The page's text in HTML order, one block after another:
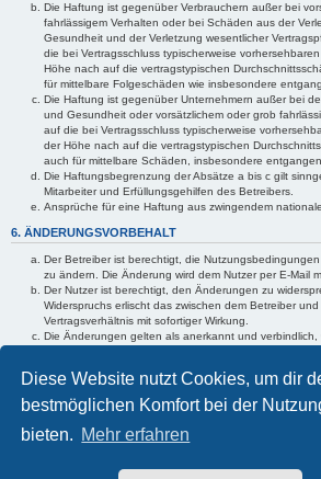
Diese Website nutzt Cookies, um dir
bestmöglichen Komfort bei der
bieten. Mehr erfahren
Die Haftung ist gegenüber Verbrauchern außer bei
fahrlässigem Verhalten oder bei Schäden aus der
Gesundheit und der Verletzung wesentlicher
die bei Vertragsschluss typischerweise
Höhe nach auf die vertragstypischen
für mittelbare Folgeschäden wie insbesondere
Die Haftung ist gegenüber Unternehmern außer bei
und Gesundheit oder vorsätzlichem oder grob
auf die bei Vertragsschluss typischerweise
der Höhe nach auf die vertragstypischen
auch für mittelbare Schäden, insbesondere
Die Haftungsbegrenzung der Absätze a bis c gilt
Mitarbeiter und Erfüllungsgehilfen des Betreibers.
Ansprüche für eine Haftung aus zwingendem
6. ÄNDERUNGSVORBEHALT
Der Betreiber ist berechtigt, die
zu ändern. Die Änderung wird dem Nutzer per E-Mail
Der Nutzer ist berechtigt, den Änderungen zu
Widerspruchs erlischt das zwischen dem Betreiber
Vertragsverhältnis mit sofortiger Wirkung.
Die Änderungen gelten als anerkannt und verbindlich,
Informationen über den Umgang mit deinen
Datenschutzrichtlinie enthalten.
Zurück zur Anmeldemaske